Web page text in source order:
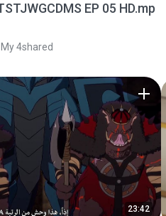
EP 05 HD.mp
My 4shared
23:42